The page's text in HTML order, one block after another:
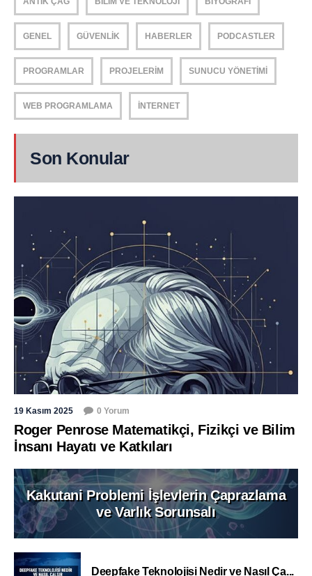
GENEL GÜVENLIK HABERLER PODCASTLER
PROGRAMLAR PROJELERIM SUNUCU YÖNETIMI
WEB PROGRAMLAMA İNTERNET
Son Konular
19 Kasım 2025 0 Yorum
Roger Penrose Matematikçi, Fizikçi ve Bilim
İnsanı Hayatı ve Katkıları
Kakutani Problemi İşlevlerin Çaprazlama
ve Varlık Sorunsalı
Deepfake Teknolojisi Nedir ve Nasıl Ça...